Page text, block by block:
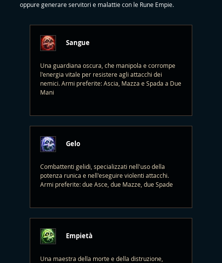
oppure generare servitori e malattie con le Rune Empie.
Sangue
Una guardiana oscura, che manipola e corrompe
l'energia vitale per resistere agli attacchi dei
nemici. Armi preferite: Ascia, Mazza e Spada a Due
Mani
Gelo
Combattenti gelidi, specializzati nell'uso della
potenza runica e nell'eseguire violenti attacchi.
Armi preferite: due Asce, due Mazze, due Spade
Empietà
Una maestra della morte e della distruzione,